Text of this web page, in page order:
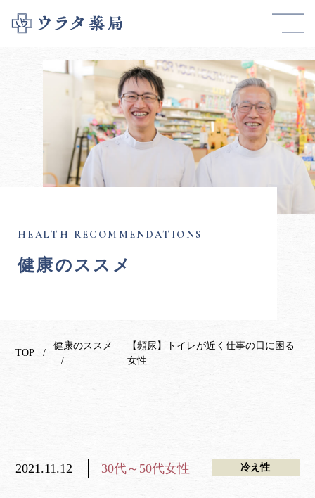
健康のススメ
TOP
健康のススメ
【頻尿】トイレが近く仕事の日に困る
女性
2021.11.12 30代～50代女性 冷え性